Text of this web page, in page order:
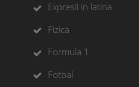
Expresii in latina
Fizica
Formula 1
Fotbal